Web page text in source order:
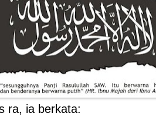
ra, ia berkata: